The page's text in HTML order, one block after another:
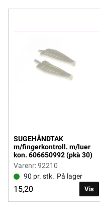
SUGEHÅNDTAK
m/fingerkontroll. m/luer
kon. 606650992 (pkà 30)
Varenr: 92210
90 pr. stk. På lager
15,20 Vis